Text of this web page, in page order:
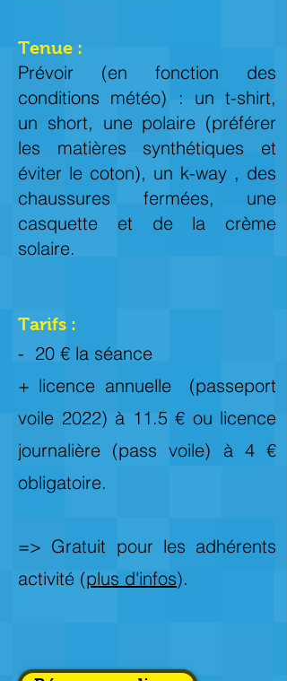
Tenue :
Prévoir (en fonction des
conditions météo) : un t-shirt,
un short, une polaire (préférer
les matières synthétiques et
éviter le coton), un k-way , des
chaussures fermées, une
casquette et de la crème
solaire.
Tarifs :
- 20 € la séance
+ licence annuelle (passeport
voile 2022) à 11.5 € ou licence
journalière (pass voile) à 4 €
obligatoire.
=> Gratuit pour les adhérents
activité (plus d'infos).